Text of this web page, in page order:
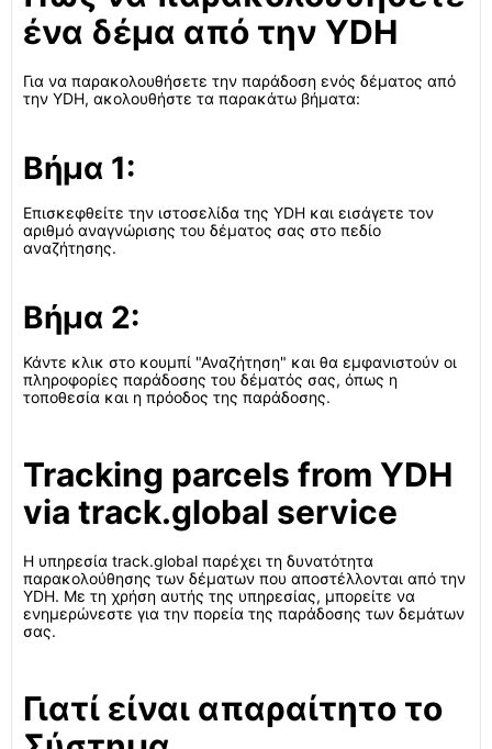
ένα δέμα από την YDH
Για να παρακολουθήσετε την παράδοση ενός δέματος από
την YDH, ακολουθήστε τα παρακάτω βήματα:
Βήμα 1:
Επισκεφθείτε την ιστοσελίδα της YDH και εισάγετε τον
αριθμό αναγνώρισης του δέματος σας στο πεδίο
αναζήτησης.
Βήμα 2:
Κάντε κλικ στο κουμπί "Αναζήτηση" και θα εμφανιστούν οι
πληροφορίες παράδοσης του δέματός σας, όπως η
τοποθεσία και η πρόοδος της παράδοσης.
Tracking parcels from YDH
via track.global service
Η υπηρεσία track.global παρέχει τη δυνατότητα
παρακολούθησης των δέματων που αποστέλλονται από την
YDH. Με τη χρήση αυτής της υπηρεσίας, μπορείτε να
ενημερώνεστε για την πορεία της παράδοσης των δεμάτων
σας.
Γιατί είναι απαραίτητο το